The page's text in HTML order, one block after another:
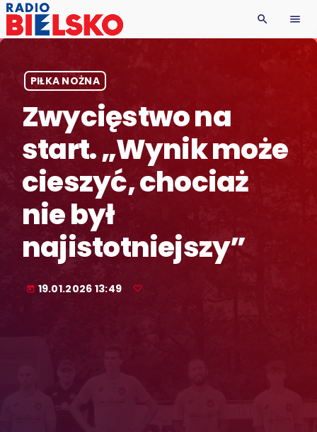
search menu
PIŁKA NOŻNA
Zwycięstwo na
start. „Wynik może
cieszyć, chociaż
nie był
najistotniejszy”
today 19.01.2026 13:49